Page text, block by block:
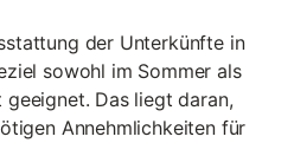
der Unterkünfte in
sowohl im Sommer als
Das liegt daran,
Annehmlichkeiten für